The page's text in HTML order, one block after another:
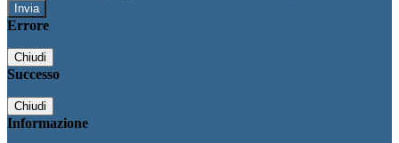
Errore
Chiudi
Successo
Chiudi
Informazione